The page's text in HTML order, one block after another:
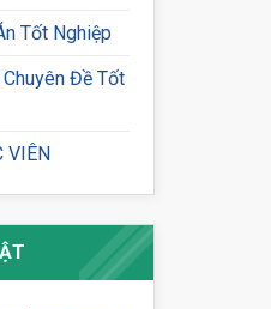
Tốt Nghiệp
Đề Tốt
VIÊN